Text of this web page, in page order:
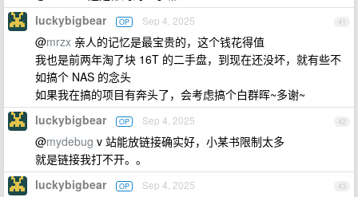
41
luckybigbear OP Sep 4, 2025
@mrzx 亲人的记忆是最宝贵的，这个钱花得值
我也是前两年淘了块 16T 的二手盘，到现在还没坏，就有些不
如搞个 NAS 的念头
如果我在搞的项目有奔头了，会考虑搞个白群晖~多谢~
42
luckybigbear OP Sep 4, 2025
@mydebug v 站能放链接确实好，小某书限制太多
就是链接我打不开。。
43
luckybigbear OP Sep 4, 2025